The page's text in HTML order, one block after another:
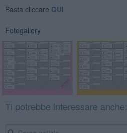
Basta cliccare QUI
Fotogallery
Ti potrebbe interessare anche: